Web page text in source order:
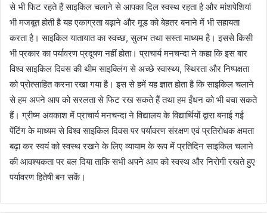
से भी फिट रहते हैं साइकिल चलाने से आपका दिल स्वस्थ रहता है और मांशपेशियां
भी मजबूत होती है यह एकाग्रता बढ़ाने और मूड को बेहतर बनाने में भी सहायता
करता है। साइकिल यातायात का स्वच्छ, सुलभ तथा सस्ता माध्यम है। इससे किसी
भी प्रकार का पर्यावरण प्रदूषण नहीं होता। प्राचार्य मनचन्दा ने कहा कि इस बार
विश्व साइकिल दिवस की थीम साइक्लिंग से अच्छे स्वास्थ्य, स्थिरता और निष्पक्षता
को प्रोत्साहित करना रखा गया है। इस से हमें यह ज्ञात होता है कि साइकिल चलाने
से हम अपने आप को सरलता से फिट रख सकते हैं तथा हम ईंधन को भी बचा सकते
हैं। ग्रीष्म अवकाश में प्राचार्य मनचन्दा ने विद्यालय के विद्यार्थियों द्वारा बनाई गई
पेंटिंग के माध्यम से विश्व साइकिल दिवस पर पर्यावरण संरक्षण एवं प्रतिरोधक क्षमता
बढ़ा कर स्वयं को स्वस्थ रखने के लिए व्यायाम के रूप में प्रतिदिन साइकिल चलाने
की आवश्यकता पर बल दिया ताकि सभी अपने आप को स्वस्थ और निरोगी रखते हुए
पर्यावरण हितेषी बन सकें।